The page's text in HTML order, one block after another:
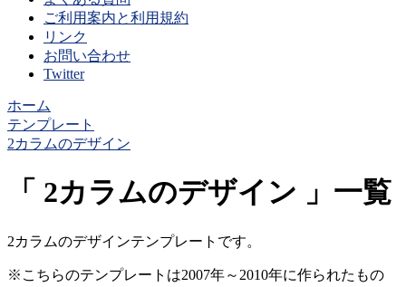
ご利用案内と利用規約
リンク
お問い合わせ
Twitter
ホーム
テンプレート
2カラムのデザイン
2カラムのデザイン 一覧
2カラムのデザインテンプレートです。
※こちらのテンプレートは2007年～2010年に作られたもの